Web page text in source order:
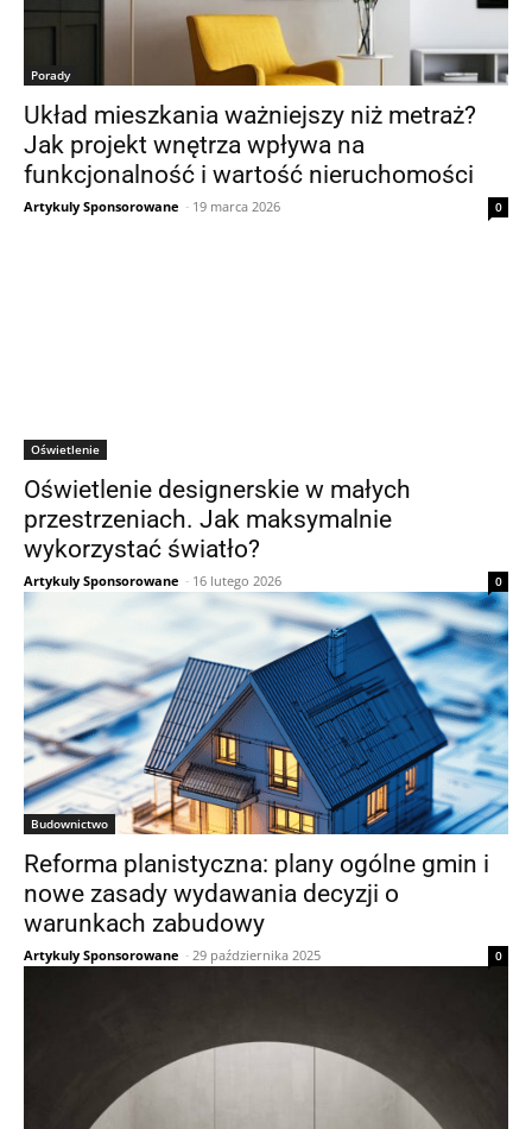
Porady
Układ mieszkania ważniejszy niż metraż?
Jak projekt wnętrza wpływa na
funkcjonalność i wartość nieruchomości
Artykuly Sponsorowane - 19 marca 2026 0
Oświetlenie
Oświetlenie designerskie w małych
przestrzeniach. Jak maksymalnie
wykorzystać światło?
Artykuly Sponsorowane - 16 lutego 2026 0
Budownictwo
Reforma planistyczna: plany ogólne gmin i
nowe zasady wydawania decyzji o
warunkach zabudowy
Artykuly Sponsorowane - 29 października 2025 0